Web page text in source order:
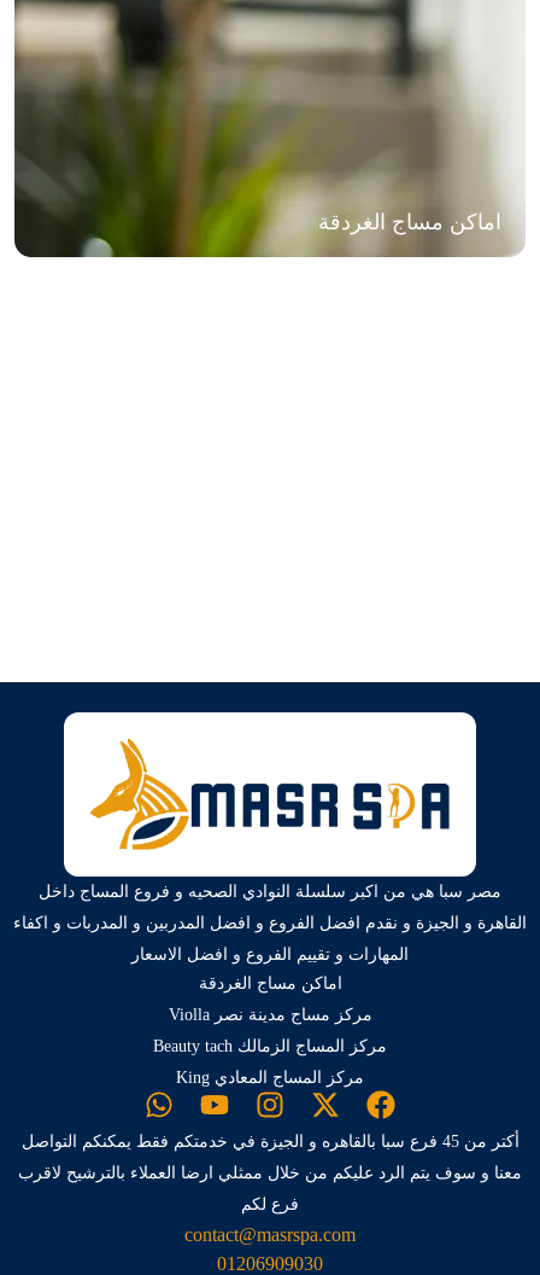
اماكن مساج الغردقة
مصر سبا هي من اكبر سلسلة النوادي الصحيه و فروع المساج داخل
القاهرة و الجيزة و نقدم افضل الفروع و افضل المدربين و المدربات و اكفاء
المهارات و تقييم الفروع و افضل الاسعار
اماكن مساج الغردقة
مركز مساج مدينة نصر Violla
مركز المساج الزمالك Beauty tach
مركز المساج المعادي King
أكتر من 45 فرع سبا بالقاهره و الجيزة في خدمتكم فقط يمكنكم التواصل
معنا و سوف يتم الرد عليكم من خلال ممثلي ارضا العملاء بالترشيح لاقرب
فرع لكم
contact@masrspa.com
01206909030